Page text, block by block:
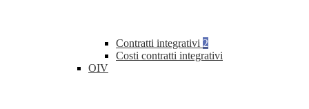
Contratti integrativi 2
Costi contratti integrativi
OIV